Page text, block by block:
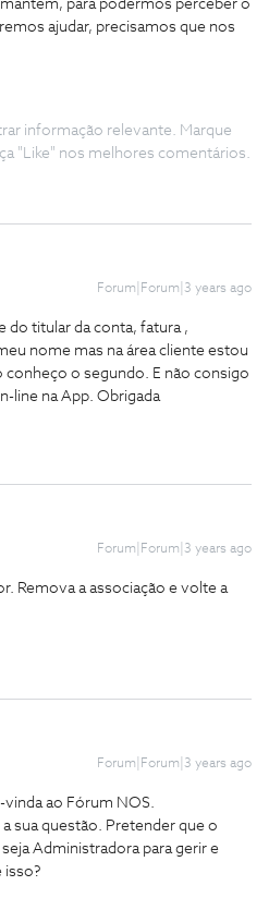
para podermos perceber o
ajudar, precisamos que nos
informação relevante. Marque
"Like" nos melhores comentários.
Forum|Forum|3 years ago
do titular da conta, fatura ,
nome mas na área cliente estou
o segundo. E não consigo
line na App. Obrigada
Forum|Forum|3 years ago
Remova a associação e volte a
Forum|Forum|3 years ago
vinda ao Fórum NOS.
sua questão. Pretender que o
Administradora para gerir e
isso?